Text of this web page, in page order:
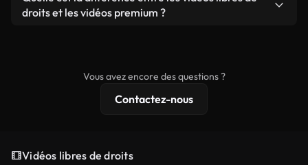
prêtes à l'emploi.
remixer nos vidéos. Assurez-vous simplement que
droits et les vidéos premium ?
résolution 4K et des protections de licence
Vous avez encore des questions ?
Contactez-nous
Vidéos libres de droits